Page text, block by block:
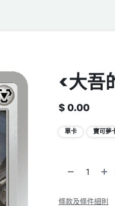
<大吾
$ 0.00
單卡 寶可夢
條款及條件細則